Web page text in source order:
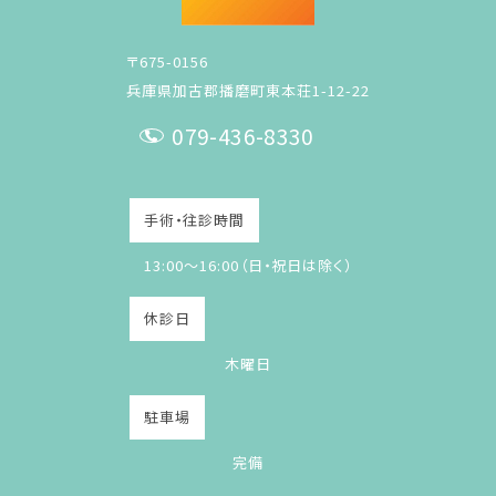
〒675-0156
兵庫県加古郡播磨町東本荘1-12-22
E
L
079-436-8330
手術・往診時間
13:00～16:00（日・祝日は除く）
休診日
木曜日
駐車場
完備